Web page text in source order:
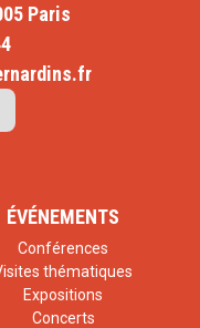
Paris
ÉVÉNEMENTS
Conférences
thématiques
Expositions
Concerts